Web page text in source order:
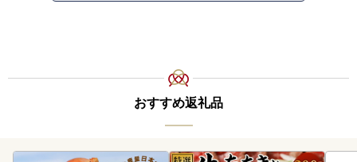
おすすめ返礼品